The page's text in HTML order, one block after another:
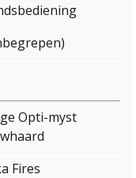
Opti-myst
Fires